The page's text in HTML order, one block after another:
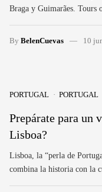
Braga y Guimarães. Tours
By BelenCuevas 10
PORTUGAL PORTUGAL
Prepárate para un
Lisboa?
Lisboa, la “perla de
combina la historia con la